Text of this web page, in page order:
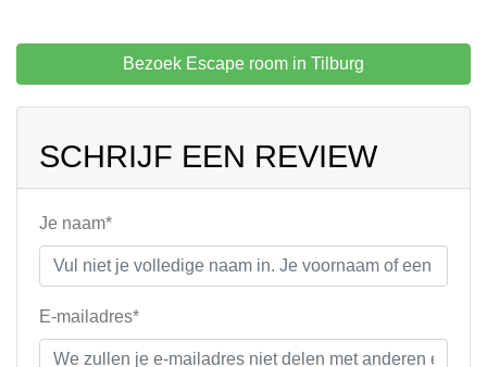
Bezoek Escape room in Tilburg
SCHRIJF EEN REVIEW
Je naam*
E-mailadres*